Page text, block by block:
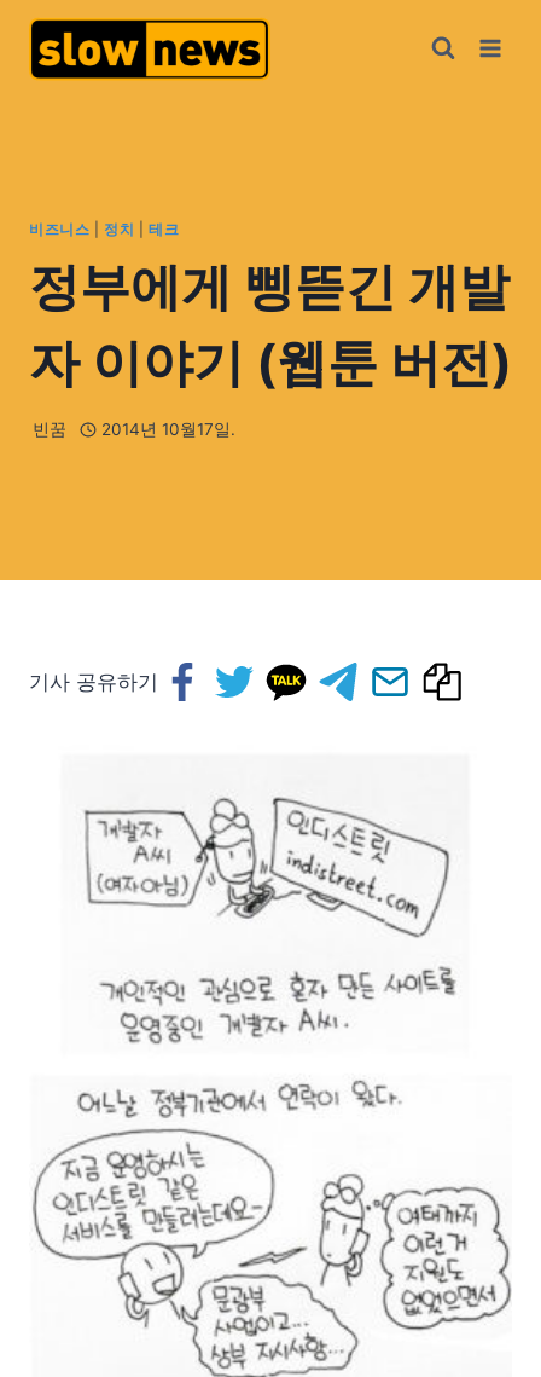
비즈니스 정치 |테크
정부에게 삥뜯긴 개발
자 이야기 (웹툰 버전)
빈꿈 2014년 10월17일.
기사 공유하기